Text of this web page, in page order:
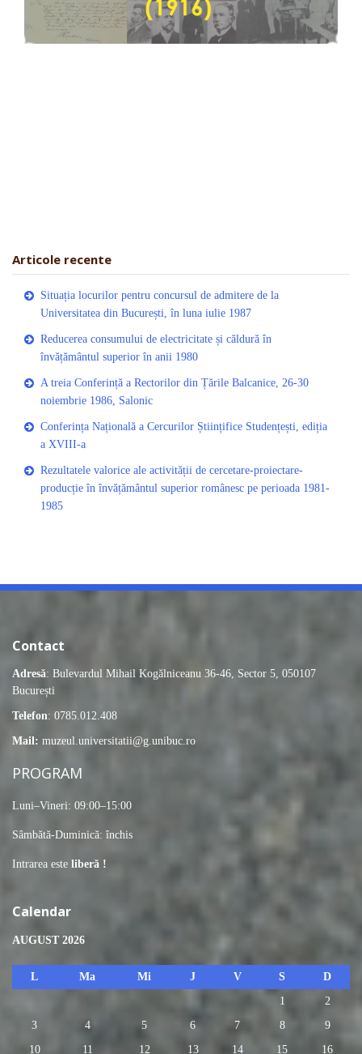
Articole recente
Situația locurilor pentru concursul de admitere de la
Universitatea din București, în luna iulie 1987
Reducerea consumului de electricitate și căldură în
învățământul superior în anii 1980
A treia Conferință a Rectorilor din Țările Balcanice, 26-30
noiembrie 1986, Salonic
Conferința Națională a Cercurilor Științifice Studențești, ediția
a XVIII-a
Rezultatele valorice ale activității de cercetare-proiectare-
producție în învățământul superior românesc pe perioada 1981-
1985
Contact
Adresă: Bulevardul Mihail Kogălniceanu 36-46, Sector 5, 050107
București
Telefon: 0785.012.408
Mail: muzeul.universitatii@g.unibuc.ro
PROGRAM
Luni–Vineri: 09:00–15:00
Sâmbătă-Duminică: închis
Intrarea este liberă !
Calendar
AUGUST 2026
L Ma Mi J V S
D
1
2
3
4 5 6 7 8
9
10
11 12 13 14 15 16